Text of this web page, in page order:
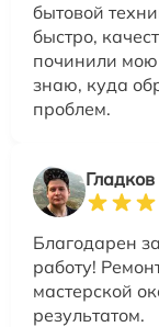
бытовой
быстро,
починили
знаю, куда
проблем.
Благодарен
работу!
мастерской
результатом.